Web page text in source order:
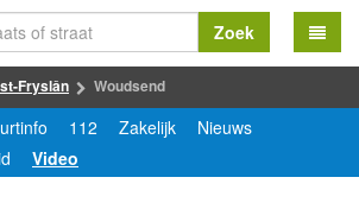
Zoek
Fryslân Woudsend
112 Zakelijk
Nieuws
Video